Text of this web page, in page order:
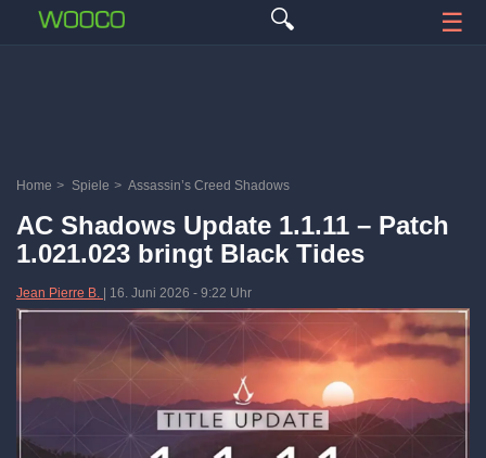
🔍 ☰
Home > Spiele > Assassin’s Creed Shadows
AC Shadows Update 1.1.11 – Patch
1.021.023 bringt Black Tides
Jean Pierre B. 16. Juni 2026 - 9:22 Uhr